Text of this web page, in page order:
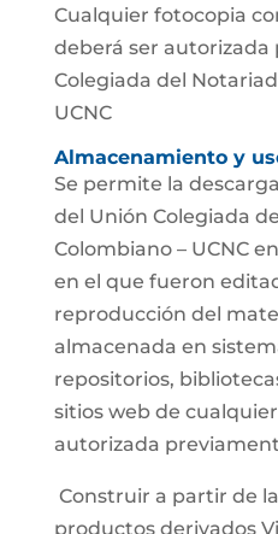
Cualquier fotocopia
deberá ser autorizada
Colegiada del
UCNC
Almacenamiento y
Se permite la
del Unión Colegiada
Colombiano – UCNC
en el que fueron
reproducción del
almacenada en
repositorios,
sitios web de
autorizada
Construir a partir de
productos derivados